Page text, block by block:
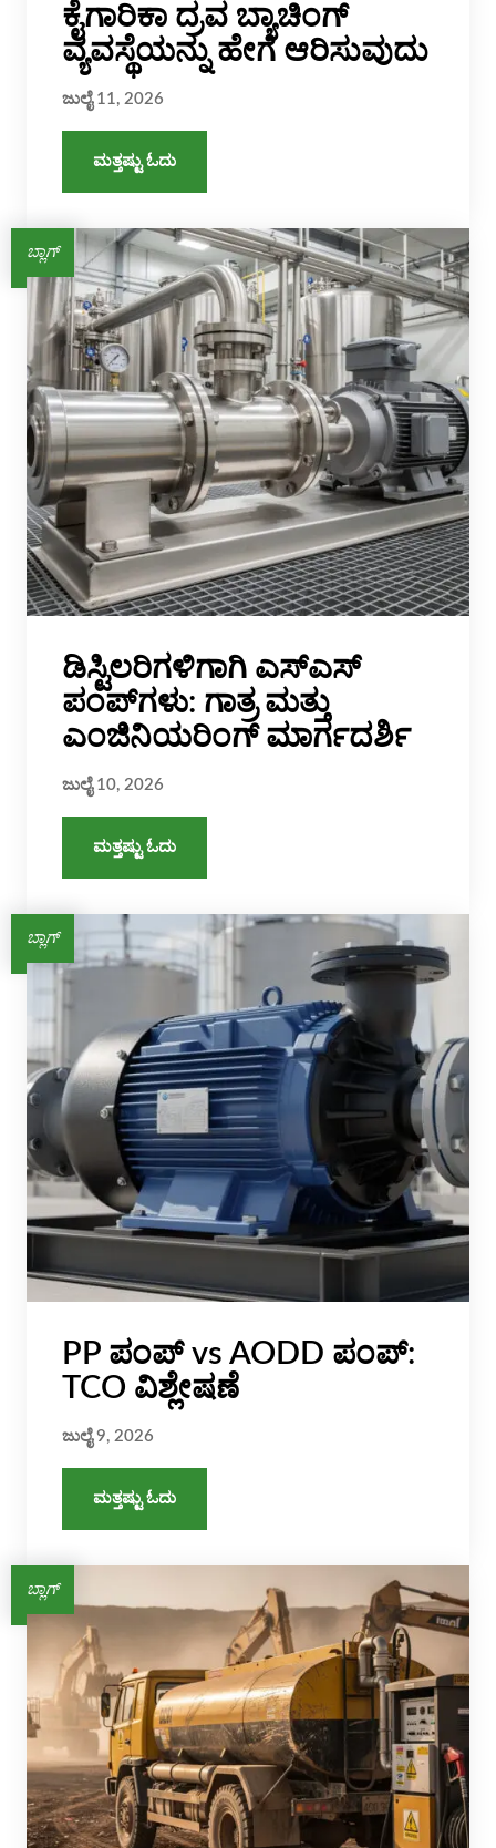
ಕೈಗಾರಿಕಾ ದ್ರವ ಬ್ಯಾಚಿಂಗ್
ವ್ಯವಸ್ಥೆಯನ್ನು ಹೇಗೆ ಆರಿಸುವುದು
ಜುಲೈ 11, 2026
ಮತ್ತಷ್ಟು ಓದು
ಬ್ಲಾಗ್
ಡಿಸ್ಟಿಲರಿಗಳಿಗಾಗಿ ಎಸ್‌ಎಸ್
ಪಂಪ್‌ಗಳು: ಗಾತ್ರ ಮತ್ತು
ಎಂಜಿನಿಯರಿಂಗ್ ಮಾರ್ಗದರ್ಶಿ
ಜುಲೈ 10, 2026
ಮತ್ತಷ್ಟು ಓದು
ಬ್ಲಾಗ್
PP ಪಂಪ್ vs AODD ಪಂಪ್:
TCO ವಿಶ್ಲೇಷಣೆ
ಜುಲೈ 9, 2026
ಮತ್ತಷ್ಟು ಓದು
ಬ್ಲಾಗ್